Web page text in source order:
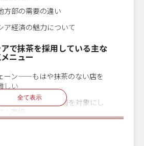
全て表示
方部の需要の違い
ア経済の魅力について
で抹茶を採用している主な
ニュー
ーン——もはや抹茶のない店を
しい
——富裕層・知識層を対象にし
ム市場